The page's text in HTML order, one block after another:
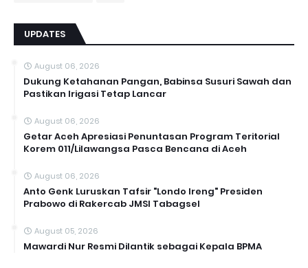
UPDATES
August 06, 2026
Dukung Ketahanan Pangan, Babinsa Susuri Sawah dan
Pastikan Irigasi Tetap Lancar
August 06, 2026
Getar Aceh Apresiasi Penuntasan Program Teritorial
Korem 011/Lilawangsa Pasca Bencana di Aceh ‎
August 06, 2026
Anto Genk Luruskan Tafsir "Londo Ireng" Presiden
Prabowo di Rakercab JMSI Tabagsel
August 05, 2026
Mawardi Nur Resmi Dilantik sebagai Kepala BPMA